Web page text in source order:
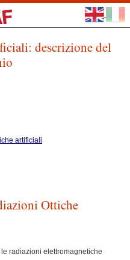
descrizione del
artificiali
Ottiche
radiazioni elettromagnetiche